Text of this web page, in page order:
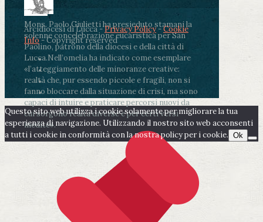
Mons. Paolo Giulietti ha presieduto stamani la
solenne concelebrazione eucaristica per San
Paolino, patrono della diocesi e della città di
Lucca.Nell’omelia ha indicato come esemplare
«l’atteggiamento delle minoranze creative:
realtà che, pur essendo piccole e fragili, non si
fanno bloccare dalla situazione di crisi, ma sono
capaci di intuire e praticare percorsi nuovi da
cui sorgono realtà diverse e per certi versi
inedite».
Arcidiocesi di Lucca -Privacy Policy-Cookie
Info- Copyright reserved
Questo sito web utilizza i cookie solamente per migliorare la tua
esperienza di navigazione. Utilizzando il nostro sito web acconsenti
a tutti i cookie in conformità con la nostra policy per i cookie. Ok